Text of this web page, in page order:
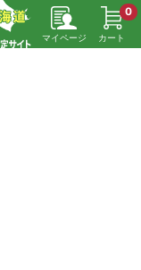
マイページ カート
0